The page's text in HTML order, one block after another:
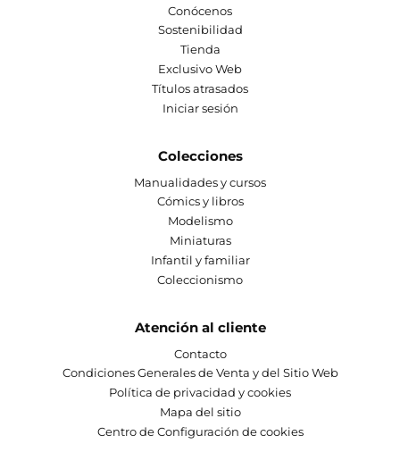
Conócenos
Sostenibilidad
Tienda
Exclusivo Web
Títulos atrasados
Iniciar sesión
Colecciones
Manualidades y cursos
Cómics y libros
Modelismo
Miniaturas
Infantil y familiar
Coleccionismo
Atención al cliente
Contacto
Condiciones Generales de Venta y del Sitio Web
Política de privacidad y cookies
Mapa del sitio
Centro de Configuración de cookies